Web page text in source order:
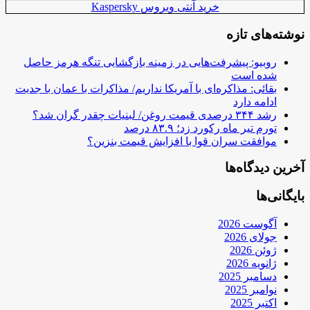
خرید آنتی ویروس Kaspersky
نوشته‌های تازه
روبیو: پیشرفت‌هایی در زمینه بازگشایی تنگه هرمز حاصل
شده است
بقائی: مذاکره‌ای با آمریکا نداریم/ مذاکرات با عمان با جدیت
ادامه دارد
رشد ۳۴۴ درصدی قیمت روغن/ لبنیات چقدر گران شد؟
تورم تیر ماه رکورد زد؛ ۸۳.۹ درصد
موافقت سران قوا با افزایش قیمت بنزین؟
آخرین دیدگاه‌ها
بایگانی‌ها
آگوست 2026
جولای 2026
ژوئن 2026
ژانویه 2026
دسامبر 2025
نوامبر 2025
اکتبر 2025